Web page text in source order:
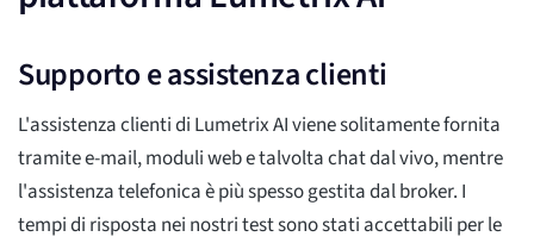
Supporto e assistenza clienti
L'assistenza clienti di Lumetrix AI viene solitamente fornita
tramite e-mail, moduli web e talvolta chat dal vivo, mentre
l'assistenza telefonica è più spesso gestita dal broker. I
tempi di risposta nei nostri test sono stati accettabili per le